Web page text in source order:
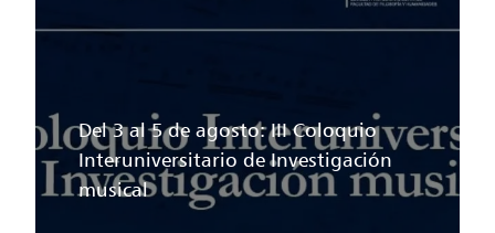
Del 3 al 5 de agosto: III Coloquio
Interuniversitario de Investigación
musical